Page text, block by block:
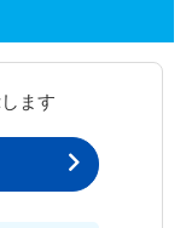
ます